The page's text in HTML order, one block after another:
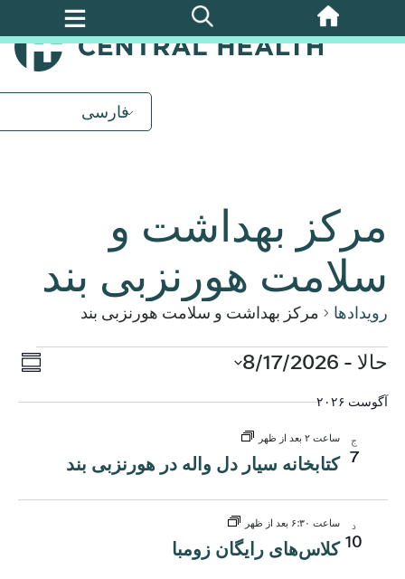
پرش
به
فارسی
مرکز بهداشت و
سلامت هورنزبی بند
رویدادها مرکز بهداشت و سلامت هورنزبی بند
رویدادها خلاصه حالا -
8/17/2026
را
آگوست ۲۰۲۶
ج
7
ساعت ۲ بعد از ظهر
کتابخانه سیار دل واله در هورنزبی بند
د
10
ساعت ۶:۳۰ بعد از ظهر
کلاس‌های رایگان زومبا